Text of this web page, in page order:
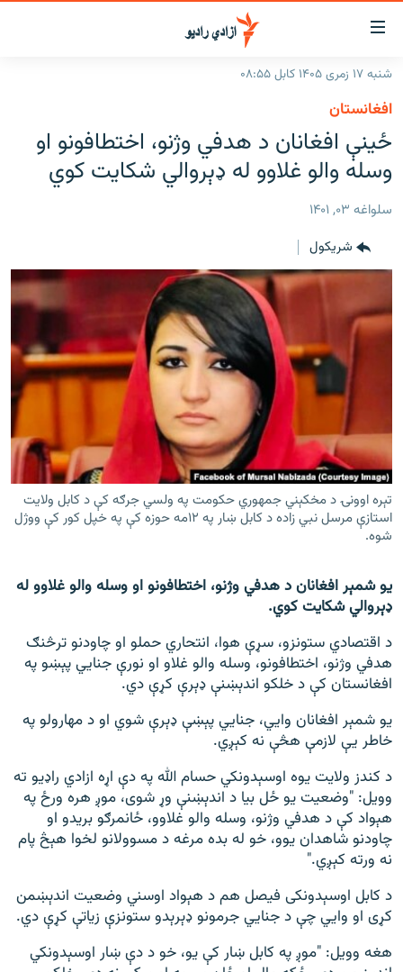
د
لاسرسۍ
وړ
لېنکونه
متن
ته
ورتلل
اصلي
ورتلل
لټون
پاڼې
راپورونه
افغانستان
نړۍ
خبرونه
مرکې
اونیزې خپرونې
انځوریزه برخه
ورزش
د کډوالۍ بحران
'کووېډ-۱۹'
دري پاڼه
Azadi English
راسره ملګري شئ
د ازادې اروپا/ ازادي راډيو ټولې پاڼې
شنبه ۱۷ زمری ۱۴۰۵ کابل ۰۸:۵۵
افغانستان
ځینې افغانان د هدفي وژنو، اختطافونو او
وسله والو غلاوو له ډېروالي شکایت کوي
سلواغه ۰۳, ۱۴۰۱
شريکول
تېره اوونۍ د مخکېني جمهوري حکومت په ولسي جرګه کې د کابل ولایت
استازې مرسل نبي زاده د کابل ښار په ۱۲مه حوزه کې په خپل کور کې ووژل
شوه.
یو شمېر افغانان د هدفي وژنو، اختطافونو او وسله والو غلاوو له
ډېروالي شکایت کوي.
د اقتصادي ستونزو، سړې هوا، انتحاري حملو او چاودنو ترڅنګ
هدفي وژنو، اختطافونو، وسله والو غلاو او نورې جنايي پېښو په
افغانستان کې د خلکو اندېښنې ډېرې کړې دي.
یو شمېر افغانان وايي، جنايي پېښې ډېرې شوي او د مهارولو په
خاطر یې لازمې هڅې نه کېږي.
د کندز ولایت یوه اوسېدونکي حسام الله په دې اړه ازادي راډيو ته
وویل: "وضعیت یو ځل بیا د اندېښنې وړ شوی، موږ هره ورځ په
هېواد کې د هدفي وژنو، وسله والو غلاوو، ځانمرګو بریدو او
چاودنو شاهدان یوو، خو له بده مرغه د مسوولانو لخوا هېڅ پام
نه ورته کېږي."
د کابل اوسېدونکی فیصل هم د هېواد اوسني وضعیت اندېښمن
کړی او وايي چې د جنايي جرمونو ډېرېدو ستونزې زیاتې کړې دي.
هغه وویل: "موږ په کابل ښار کې يو، خو د دې ښار اوسېدونکي